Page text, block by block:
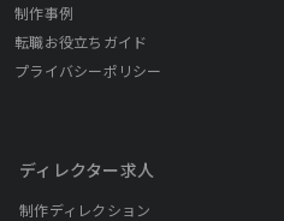
制作事例
転職お役立ちガイド
プライバシーポリシー
ディレクター求人
制作ディレクション